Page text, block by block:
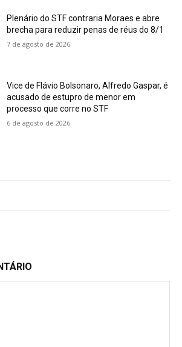
Plenário do STF contraria Moraes e abre
brecha para reduzir penas de réus do 8/1
7 de agosto de 2026
Vice de Flávio Bolsonaro, Alfredo Gaspar, é
acusado de estupro de menor em
processo que corre no STF
6 de agosto de 2026